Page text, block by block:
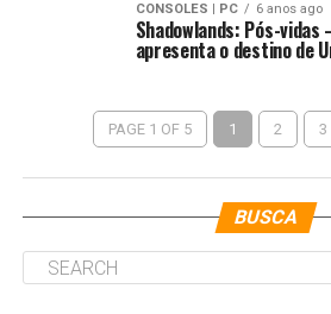
CONSOLES | PC 6 anos ago
Shadowlands: Pós-vidas
apresenta o destino de
PAGE 1 OF 5 1 2 3
BUSCA